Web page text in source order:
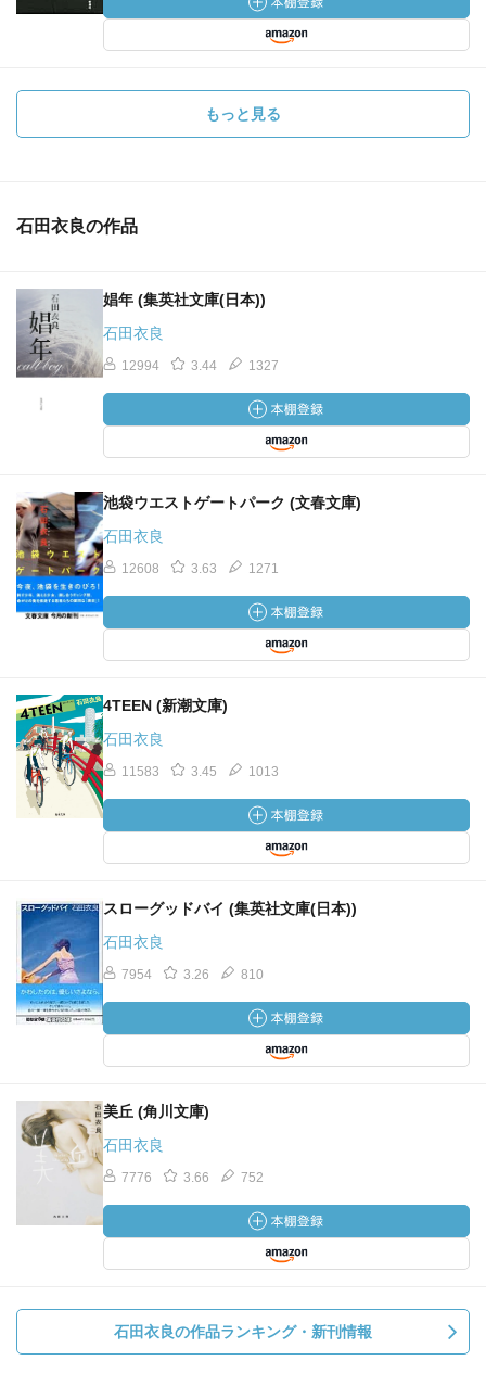
もっと見る
石田衣良の作品
娼年 (集英社文庫(日本))
石田衣良
12994 3.44 1327
池袋ウエストゲートパーク (文春文庫)
石田衣良
12608 3.63 1271
4TEEN (新潮文庫)
石田衣良
11583 3.45 1013
スローグッドバイ (集英社文庫(日本))
石田衣良
7954 3.26 810
美丘 (角川文庫)
石田衣良
7776 3.66 752
石田衣良の作品ランキング・新刊情報